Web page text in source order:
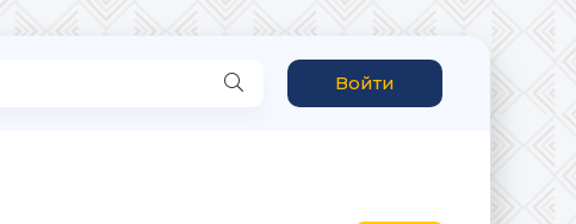
Войти